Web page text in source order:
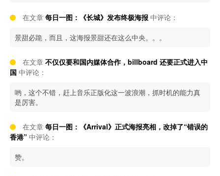
在文章 每日一图：《长城》发布终极海报 中评论：
景甜必跪，而且，这海报景甜还在这么中央。。。
在文章 不仅仅要和国内媒体合作，billboard 还要正式进入中
国 中评论：
哟，这个不错，赶上音乐正版化这一波浪潮，抓时机的能力真
是厉害。
在文章 每日一图：《Arrival》正式海报亮相，改掉了“错误的
香港” 中评论：
赞。